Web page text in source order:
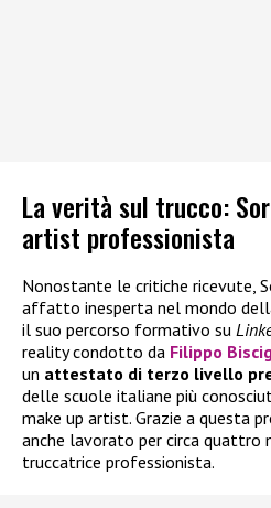
La verità sul trucco:
artist professionista
Nonostante le critiche ricevute,
affatto inesperta nel mondo
il suo percorso formativo su
reality condotto da Filippo
un attestato di terzo livello
delle scuole italiane più
make up artist. Grazie a questa
anche lavorato per circa quattro
truccatrice professionista.